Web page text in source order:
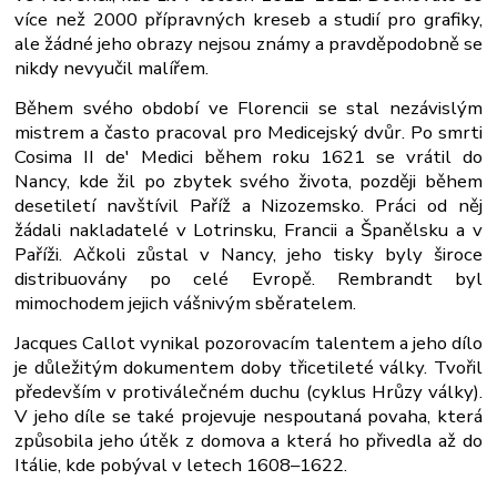
více než 2000 přípravných kreseb a studií pro grafiky,
ale žádné jeho obrazy nejsou známy a pravděpodobně se
nikdy nevyučil malířem.
Během svého období ve Florencii se stal nezávislým
mistrem a často pracoval pro Medicejský dvůr. Po smrti
Cosima II de' Medici během roku 1621 se vrátil do
Nancy, kde žil po zbytek svého života, později během
desetiletí navštívil Paříž a Nizozemsko. Práci od něj
žádali nakladatelé v Lotrinsku, Francii a Španělsku a v
Paříži. Ačkoli zůstal v Nancy, jeho tisky byly široce
distribuovány po celé Evropě. Rembrandt byl
mimochodem jejich vášnivým sběratelem.
Jacques Callot vynikal pozorovacím talentem a jeho dílo
je důležitým dokumentem doby třicetileté války. Tvořil
především v protiválečném duchu (cyklus Hrůzy války).
V jeho díle se také projevuje nespoutaná povaha, která
způsobila jeho útěk z domova a která ho přivedla až do
Itálie, kde pobýval v letech 1608–1622.